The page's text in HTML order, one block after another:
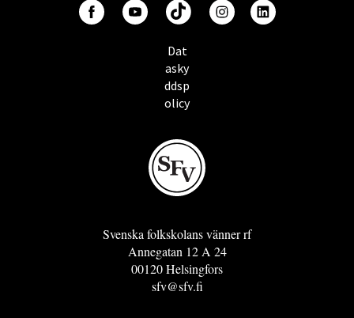
Dat
asky
ddsp
olicy
Svenska folkskolans vänner rf
Annegatan 12 A 24
00120 Helsingfors
sfv@sfv.fi